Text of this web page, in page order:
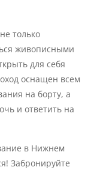
только
живописными
для себя
оснащен всем
на борту, а
и ответить на
в Нижнем
Забронируйте